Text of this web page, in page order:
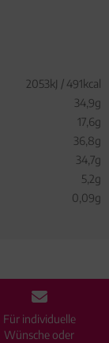
2053kJ / 491kcal
34,9g
17,6g
36,8g
34,7g
5,2g
0,09g
Für individuelle
Wünsche oder